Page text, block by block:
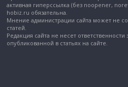
активная гиперссылка (без noopener,
hobiz.ru обязательна.
Мнение администрации сайта может не
статей.
Редакция сайта не несет
опубликованной в статьях на сайте.